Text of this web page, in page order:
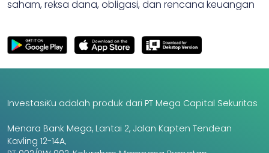
saham, reksa dana, obligasi, dan rencana keuangan
InvestasiKu adalah produk dari PT Mega Capital Sekuritas
Menara Bank Mega, Lantai 2, Jalan Kapten Tendean
Kavling 12-14A,